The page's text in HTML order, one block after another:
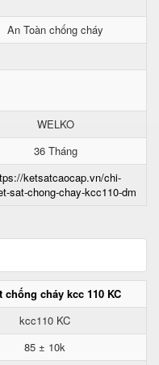
An Toàn chống cháy
WELKO
36 Tháng
ketsatcaocap.vn/chi-
sat-chong-chay-kcc110-dm
chống cháy kcc 110 KC
kcc110 KC
85 ± 10k